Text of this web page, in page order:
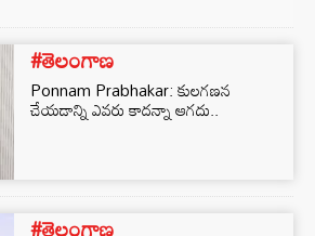
#తెలంగాణ
Ponnam Prabhakar: కులగణన
చేయడాన్ని ఎవరు కాదన్నా ఆగదు..